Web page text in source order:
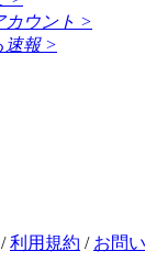
カウント >
速報 >
/利用規約 / お問